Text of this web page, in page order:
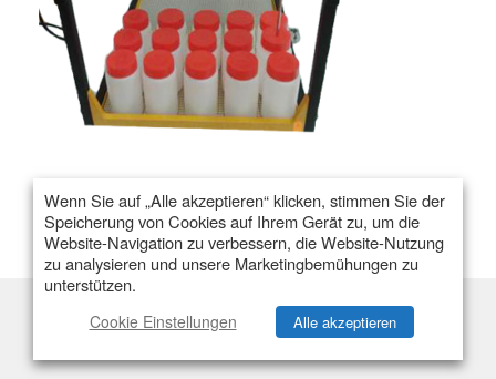
Wenn Sie auf „Alle akzeptieren“ klicken, stimmen Sie der
Speicherung von Cookies auf Ihrem Gerät zu, um die
Website-Navigation zu verbessern, die Website-Nutzung
zu analysieren und unsere Marketingbemühungen zu
unterstützen.
Cookie Einstellungen Alle akzeptieren